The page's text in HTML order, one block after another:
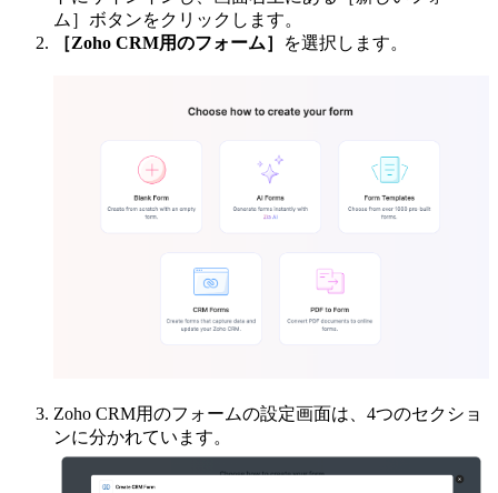
ム］ボタンをクリックします。
［Zoho CRM用のフォーム］
を選択します。
Zoho CRM用のフォームの設定画面は、4つのセクショ
ンに分かれています。